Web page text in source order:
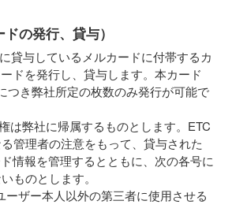
の発行、貸与）
貸与しているメルカードに付帯するカ
ドを発行し、貸与します。本カード
つき弊社所定の枚数のみ発行が可能で
は弊社に帰属するものとします。ETC
管理者の注意をもって、貸与された
情報を管理するとともに、次の各号に
ものとします。
ーザー本人以外の第三者に使用させる